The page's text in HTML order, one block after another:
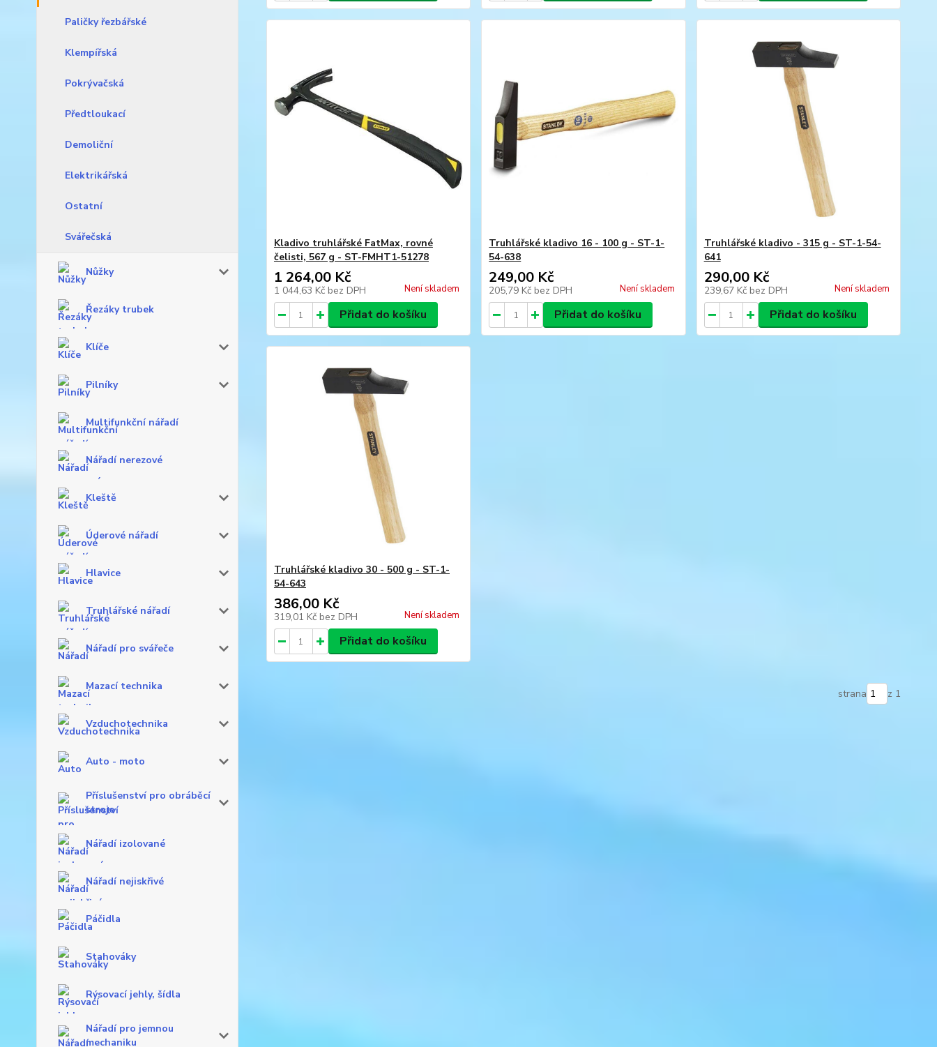
Paličky řezbářské
Klempířská
Pokrývačská
Předtloukací
Demoliční
Elektrikářská
Ostatní
Svářečská
Nůžky
Řezáky trubek
Klíče
Pilníky
Multifunkční nářadí
Nářadí nerezové
Kleště
Úderové nářadí
Hlavice
Truhlářské nářadí
Nářadí pro svářeče
Mazací technika
Vzduchotechnika
Auto - moto
Příslušenství pro obráběcí
stroje
Nářadí izolované
Nářadí nejiskřivé
Páčidla
Stahováky
Rýsovací jehly, šídla
Nářadí pro jemnou
mechaniku
Kladivo truhlářské FatMax, rovné
čelisti, 567 g - ST-FMHT1-51278
1 264,00 Kč
1 044,63 Kč bez DPH Není skladem
Přidat do košíku
Truhlářské kladivo 16 - 100 g - ST-1-
54-638
249,00 Kč
205,79 Kč bez DPH Není skladem
Přidat do košíku
Truhlářské kladivo - 315 g - ST-1-54-
641
290,00 Kč
239,67 Kč bez DPH Není skladem
Přidat do košíku
Truhlářské kladivo 30 - 500 g - ST-1-
54-643
386,00 Kč
319,01 Kč bez DPH Není skladem
Přidat do košíku
strana z 1